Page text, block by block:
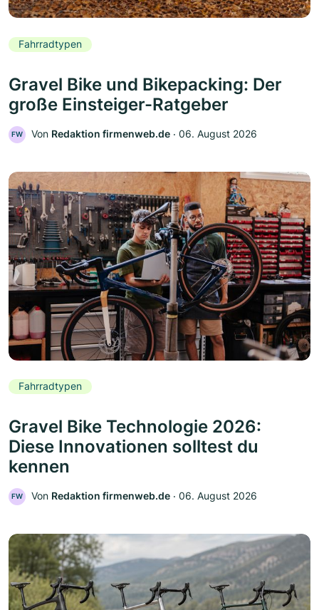
Fahrradtypen
Gravel Bike und Bikepacking: Der
große Einsteiger-Ratgeber
FW Von Redaktion firmenweb.de ‧ 06. August 2026
Fahrradtypen
Gravel Bike Technologie 2026:
Diese Innovationen solltest du
kennen
FW Von Redaktion firmenweb.de ‧ 06. August 2026